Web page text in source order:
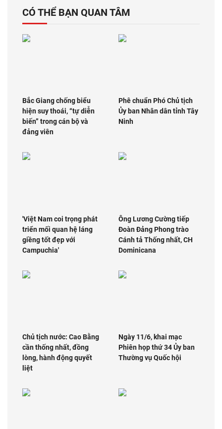
CÓ THỂ BẠN QUAN TÂM
Bắc Giang chống biểu
hiện suy thoái, “tự diễn
biến” trong cán bộ và
đảng viên
Phê chuẩn Phó Chủ tịch
Ủy ban Nhân dân tỉnh Tây
Ninh
'Việt Nam coi trọng phát
triển mối quan hệ láng
giềng tốt đẹp với
Campuchia'
Ông Lương Cường tiếp
Đoàn Đảng Phong trào
Cánh tả Thống nhất, CH
Dominicana
Chủ tịch nước: Cao Bằng
cần thống nhất, đồng
lòng, hành động quyết
liệt
Ngày 11/6, khai mạc
Phiên họp thứ 34 Ủy ban
Thường vụ Quốc hội